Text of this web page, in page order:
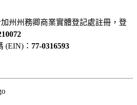
州州務卿商業實體登記處註冊，登
(EIN)： 77-0316593